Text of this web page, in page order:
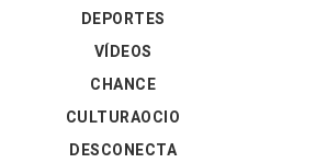
DEPORTES
VÍDEOS
CHANCE
CULTURAOCIO
DESCONECTA